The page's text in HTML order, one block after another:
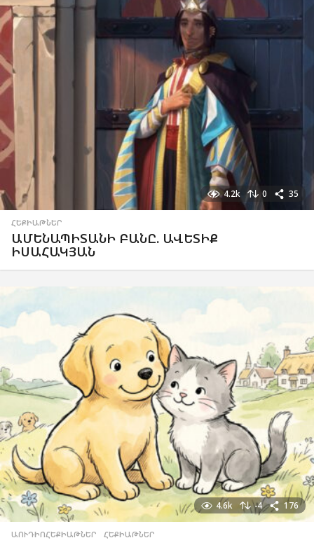
4.2k 0 35
ՀԵՔԻԱԹՆԵՐ
ԱՄԵՆԱՊԻՏԱՆԻ ԲԱՆԸ. ԱՎԵՏԻՔ
ԻՍԱՀԱԿՅԱՆ
4.6k -4 176
ԱՈՒԴԻՈՀԵՔԻԱԹՆԵՐ ,ՀԵՔԻԱԹՆԵՐ